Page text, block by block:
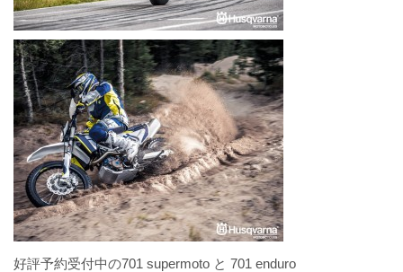
好評予約受付中の701 supermoto と 701 enduro